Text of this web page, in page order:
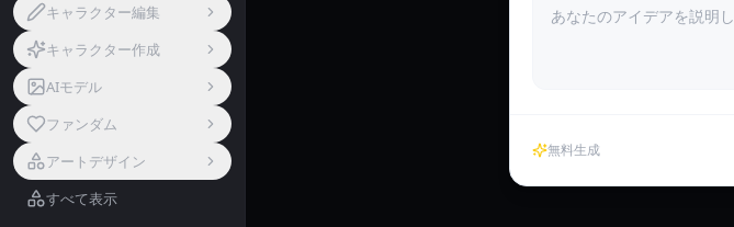
キャラクター編集
キャラクター作成
AIモデル
ファンダム
アートデザイン
すべて表示
無料生成